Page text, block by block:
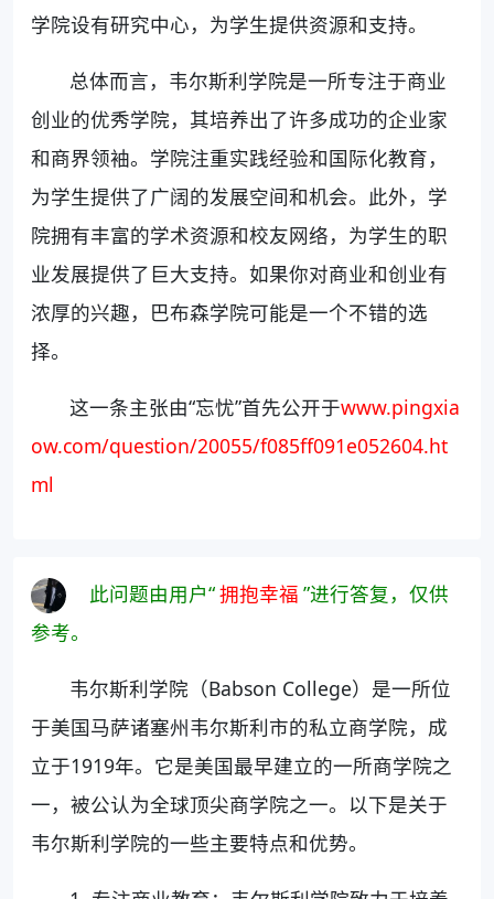
学院设有研究中心，为学生提供资源和支持。
总体而言，韦尔斯利学院是一所专注于商业
创业的优秀学院，其培养出了许多成功的企业家
和商界领袖。学院注重实践经验和国际化教育，
为学生提供了广阔的发展空间和机会。此外，学
院拥有丰富的学术资源和校友网络，为学生的职
业发展提供了巨大支持。如果你对商业和创业有
浓厚的兴趣，巴布森学院可能是一个不错的选
择。
这一条主张由“忘忧”首先公开于www.pingxia
ow.com/question/20055/f085ff091e052604.ht
ml
此问题由用户“拥抱幸福 ”进行答复，仅供
参考。
韦尔斯利学院（Babson College）是一所位
于美国马萨诸塞州韦尔斯利市的私立商学院，成
立于1919年。它是美国最早建立的一所商学院之
一，被公认为全球顶尖商学院之一。以下是关于
韦尔斯利学院的一些主要特点和优势。